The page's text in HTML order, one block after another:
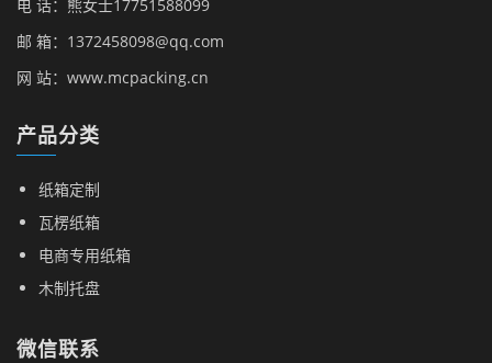
电 话：熊女士17751588099
邮 箱：1372458098@qq.com
网 站：www.mcpacking.cn
产品分类
纸箱定制
瓦楞纸箱
电商专用纸箱
木制托盘
微信联系